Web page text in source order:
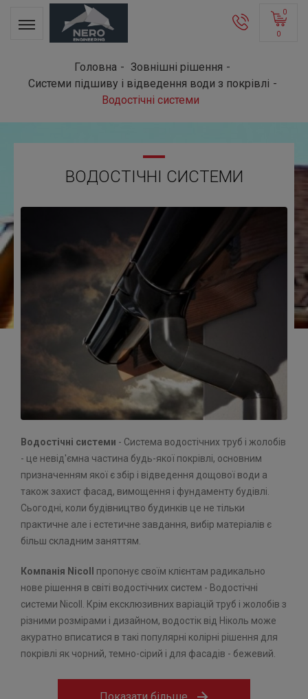
0
0
Головна
Зовнішні рішення
Системи підшиву і відведення води з покрівлі
Водостічні системи
ВОДОСТІЧНІ СИСТЕМИ
Водостічні системи - Система водостічних труб і жолобів
- це невід'ємна частина будь-якої покрівлі, основним
призначенням якої є збір і відведення дощової води а
також захист фасад, вимощення і фундаменту будівлі.
Сьогодні, коли будівництво будинків це не тільки
практичне але і естетичне завдання, вибір матеріалів є
більш складним заняттям.
Компанія Nicoll
пропонує своїм клієнтам радикально
нове рішення в світі водостічних систем - Водостічні
системи Nicoll. Крім ексклюзивних варіацій труб і жолобів з
різними розмірами і дизайном, водостік від Ніколь може
акуратно вписатися в такі популярні колірні рішення для
покрівлі як чорний, темно-сірий і для фасадів - бежевий.